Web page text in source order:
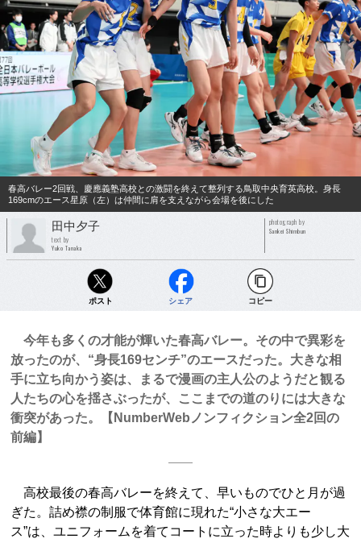
春高バレー2回戦、慶應義塾高校との激闘を終えて整列する鳥取中央育英高校。身長
169cmのエース星原（左）は仲間に肩を支えながら会場を後にした
田中夕子
text by
Yuko Tanaka
photograph by
Sankei Shimbun
ポスト シェア コピー
今年も多くの才能が輝いた春高バレー。その中で異彩を
放ったのが、“身長169センチ”のエースだった。大きな相
手に立ち向かう姿は、まるで漫画の主人公のようだと観る
人たちの心を揺さぶったが、ここまでの道のりには大きな
衝突があった。【NumberWebノンフィクション全2回の
前編】
高校最後の春高バレーを終えて、早いものでひと月が過
ぎた。詰め襟の制服で体育館に現れた“小さな大エー
ス”は、ユニフォームを着てコートに立った時よりも少し大